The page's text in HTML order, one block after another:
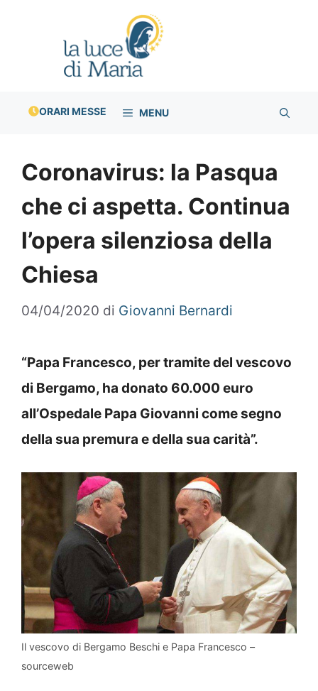
ORARI MESSE MENU
Coronavirus: la Pasqua
che ci aspetta. Continua
l’opera silenziosa della
Chiesa
04/04/2020 di Giovanni Bernardi
“Papa Francesco, per tramite del vescovo
di Bergamo, ha donato 60.000 euro
all’Ospedale Papa Giovanni come segno
della sua premura e della sua carità”.
Il vescovo di Bergamo Beschi e Papa Francesco –
sourceweb